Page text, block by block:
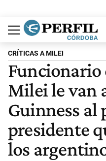
Política
Economía
Judiciales
Sociedad
Cultura
Espectáculos
Deportes
Protagonistas
CRÍTICAS A MILEI
Funcionario
Milei le van
Guinness al
presidente
los